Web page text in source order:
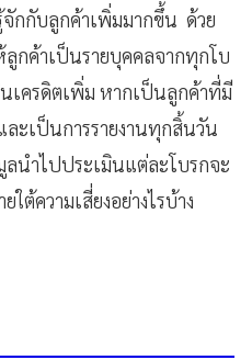
กกับลูกค้าเพิ่มมากขึ้น ด้วย
ลูกค้าเป็นรายบุคคลจากทุกโบ
เครดิตเพิ่ม หากเป็นลูกค้าที่มี
ละเป็นการรายงานทุกสิ้นวัน
นำไปประเมินแต่ละโบรกจะ
ต้ความเสี่ยงอย่างไรบ้าง